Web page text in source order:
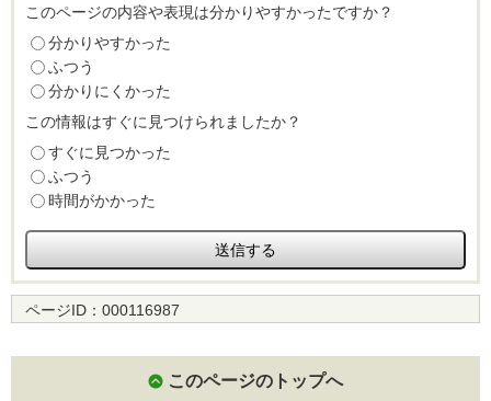
このページの内容や表現は分かりやすかったですか？
分かりやすかった
ふつう
分かりにくかった
この情報はすぐに見つけられましたか？
すぐに見つかった
ふつう
時間がかかった
ページID： 000116987
このページのトップへ